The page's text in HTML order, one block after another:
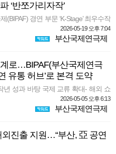
‘반쪼가리자작’
(BIPAF) 경연 부문 ‘K-Stage’ 최우수작
2026-05-19 오후 7:04
부산국제연극제
로…BIPAF(부산국제연극
유통 허브’로 본격 도약
년 성과 바탕 국제 교류 확대- 해외 쇼
2026-05-05 오후 6:13
부산국제연극제
진출 지원…“부산, 亞 공연